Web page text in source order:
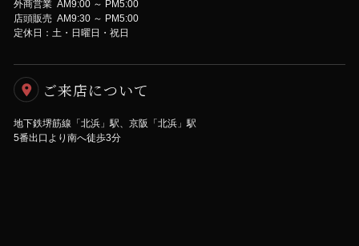
外商営業 AM9:00 ～ PM5:00
店頭販売 AM9:30 ～ PM5:00
定休日：土・日曜日・祝日
ご来店について
地下鉄堺筋線「北浜」駅、京阪「北浜」駅
5番出口より南へ徒歩3分